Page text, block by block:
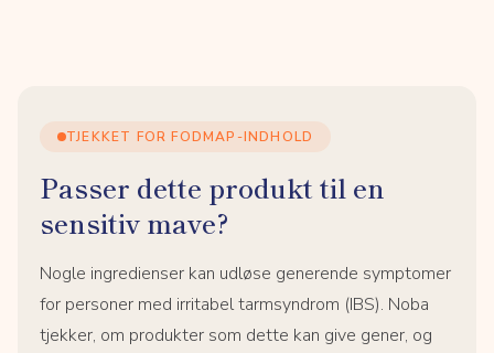
TJEKKET FOR FODMAP-INDHOLD
Passer dette produkt til en
sensitiv mave?
Nogle ingredienser kan udløse generende symptomer
for personer med irritabel tarmsyndrom (IBS). Noba
tjekker, om produkter som dette kan give gener, og